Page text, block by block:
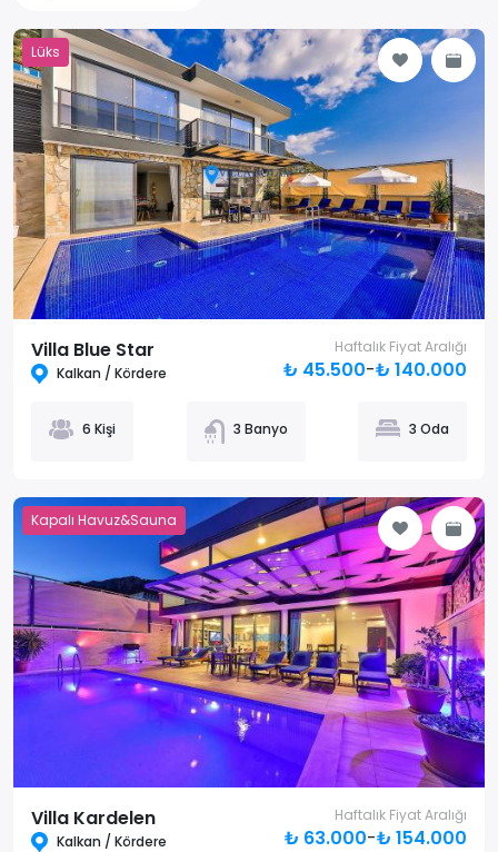
Lüks
Villa Blue Star
Kalkan / Kördere
Haftalık Fiyat Aralığı
₺ 45.500-₺ 140.000
6 Kişi 3 Banyo 3 Oda
Kapalı Havuz&Sauna
Villa Kardelen
Kalkan / Kördere
Haftalık Fiyat Aralığı
₺ 63.000-₺ 154.000